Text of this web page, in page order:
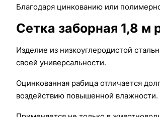
Благодаря цинкованию или
Сетка заборная 1,8
Изделие из низкоуглеродистой
своей универсальности.
Оцинкованная рабица отличается
воздействию повышенной